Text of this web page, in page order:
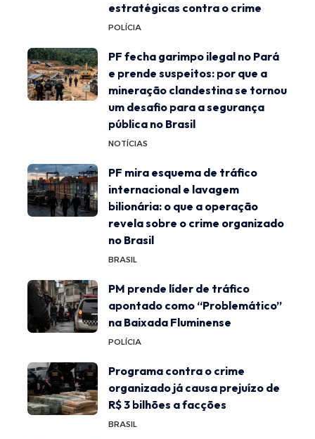
estratégicas contra o crime
POLÍCIA
PF fecha garimpo ilegal no Pará
e prende suspeitos: por que a
mineração clandestina se tornou
um desafio para a segurança
pública no Brasil
NOTÍCIAS
PF mira esquema de tráfico
internacional e lavagem
bilionária: o que a operação
revela sobre o crime organizado
no Brasil
BRASIL
PM prende líder de tráfico
apontado como “Problemático”
na Baixada Fluminense
POLÍCIA
Programa contra o crime
organizado já causa prejuízo de
R$ 3 bilhões a facções
BRASIL